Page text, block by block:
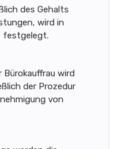
des Gehalts
wird in
festgelegt.
Bürokauffrau wird
der Prozedur
von